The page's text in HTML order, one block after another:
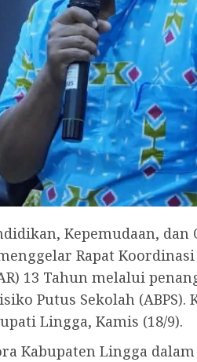
Kepemudaan,
Rapat
13 Tahun melalui
Putus Sekolah
Lingga, Kamis (18/9).
Kabupaten Lingga